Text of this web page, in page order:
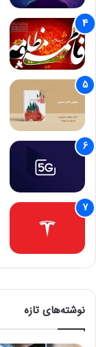
نوشته‌های تازه